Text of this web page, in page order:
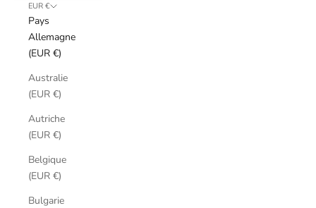
EUR €
Pays
Allemagne
(EUR €)
Australie
(EUR €)
Autriche
(EUR €)
Belgique
(EUR €)
Bulgarie